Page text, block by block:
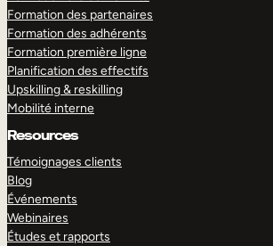
Formation des partenaires
Formation des adhérents
Formation première ligne
Planification des effectifs
Upskilling & reskilling
Mobilité interne
Resources
Témoignages clients
Blog
Événements
Webinaires
Études et rapports